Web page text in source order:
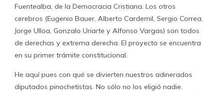
Fuentealba, de la Democracia Cristiana. Los otros
cerebros (Eugenio Bauer, Alberto Cardemil, Sergio Correa,
Jorge Ulloa, Gonzalo Uriarte y Alfonso Vargas) son todos
de derechas y extrema derecha. El proyecto se encuentra
en su primer trámite constitucional.
He aquí pues con qué se divierten nuestros adinerados
diputados pinochetistas. No sólo no los eligió nadie.